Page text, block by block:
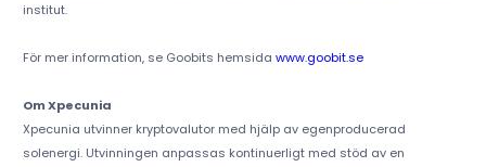
institut.
För mer information, se Goobits hemsida www.goobit.se
Om Xpecunia
Xpecunia utvinner kryptovalutor med hjälp av egenproducerad
solenergi. Utvinningen anpassas kontinuerligt med stöd av en